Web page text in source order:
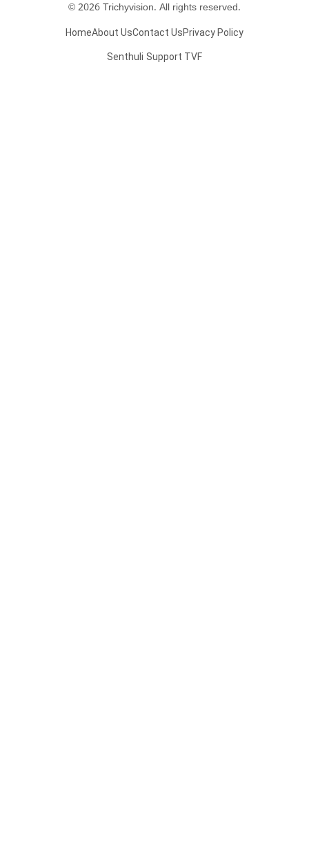
© 2026 Trichyvision. All rights reserved.
HomeAbout UsContact UsPrivacy Policy
Senthuli Support TVF